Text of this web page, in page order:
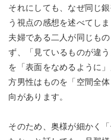
それにしても、なぜ同じ
う視点の感想を述べてし
夫婦である二人が同じも
ず、「見ているものが違
を「表面をなめるように
方男性はものを「空間全
向があります。
そのため、奥様が細かく